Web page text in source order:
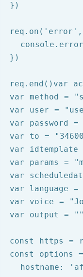
})
req.on( 'error' ,
})
req.end()var
var method =
var user =
var password =
var to =
var idtemplate
var params =
var
var language =
var voice =
var output =
""
const https =
const options
  hostname: